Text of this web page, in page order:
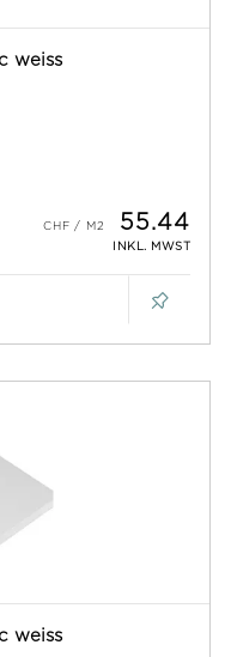
weiss
55.44
INKL. MWST
weiss